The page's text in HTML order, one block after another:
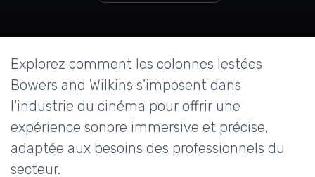
Explorez comment les colonnes lestées
Bowers and Wilkins s'imposent dans
l'industrie du cinéma pour offrir une
expérience sonore immersive et précise,
adaptée aux besoins des professionnels du
secteur.